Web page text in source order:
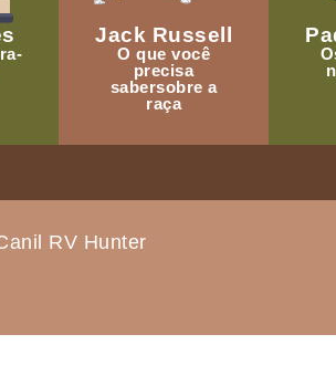
Jack Russell
O que você
precisa
sabersobre a
raça
RV Hunter